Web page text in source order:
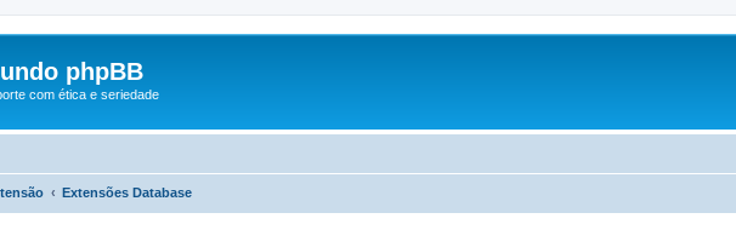
phpBB
com ética e seriedade
Extensões Database